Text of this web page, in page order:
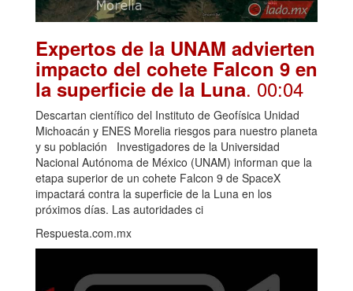
Expertos de la UNAM advierten
impacto del cohete Falcon 9 en
la superficie de la Luna. 00:04
Descartan científico del Instituto de Geofísica Unidad
Michoacán y ENES Morelia riesgos para nuestro planeta
y su población Investigadores de la Universidad
Nacional Autónoma de México (UNAM) informan que la
etapa superior de un cohete Falcon 9 de SpaceX
impactará contra la superficie de la Luna en los
próximos días. Las autoridades ci
Respuesta.com.mx